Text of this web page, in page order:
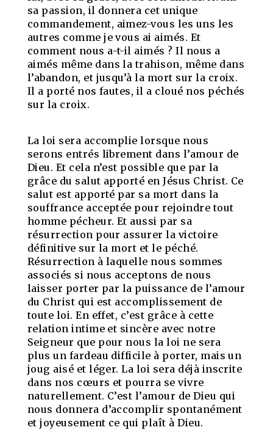
sa passion, il donnera cet unique
commandement, aimez-vous les uns les
autres comme je vous ai aimés. Et
comment nous a-t-il aimés ? Il nous a
aimés même dans la trahison, même dans
l’abandon, et jusqu’à la mort sur la croix.
Il a porté nos fautes, il a cloué nos péchés
sur la croix.
La loi sera accomplie lorsque nous
serons entrés librement dans l’amour de
Dieu. Et cela n’est possible que par la
grâce du salut apporté en Jésus Christ. Ce
salut est apporté par sa mort dans la
souffrance acceptée pour rejoindre tout
homme pécheur. Et aussi par sa
résurrection pour assurer la victoire
définitive sur la mort et le péché.
Résurrection à laquelle nous sommes
associés si nous acceptons de nous
laisser porter par la puissance de l’amour
du Christ qui est accomplissement de
toute loi. En effet, c’est grâce à cette
relation intime et sincère avec notre
Seigneur que pour nous la loi ne sera
plus un fardeau difficile à porter, mais un
joug aisé et léger. La loi sera déjà inscrite
dans nos cœurs et pourra se vivre
naturellement. C’est l’amour de Dieu qui
nous donnera d’accomplir spontanément
et joyeusement ce qui plaît à Dieu.